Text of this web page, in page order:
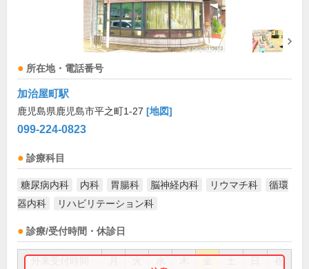
所在地・電話番号
加治屋町駅
鹿児島県鹿児島市平之町1-27 [地図]
099-224-0823
診療科目
糖尿病内科 内科 胃腸科 脳神経内科 リウマチ科
循環
器内科
リハビリテーション科
診療/受付時間・休診日
祝